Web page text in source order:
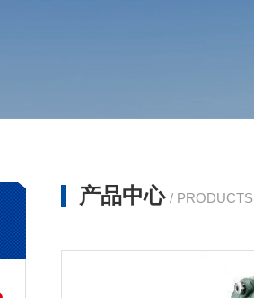
产品中心 / PRODUCTS